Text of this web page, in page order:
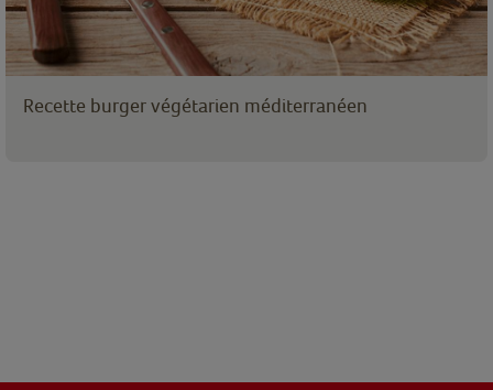
Recette burger végétarien méditerranéen